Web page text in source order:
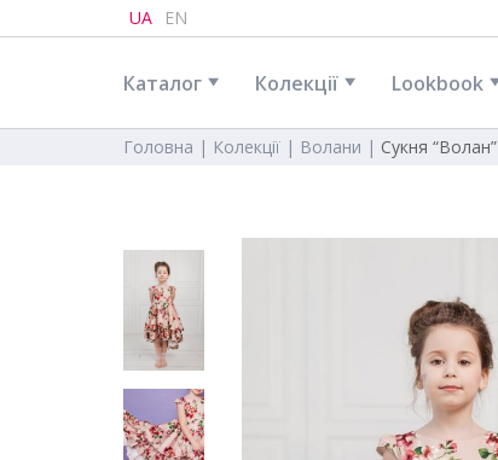
UA EN
Каталог Колекції Lookbook
Головна | Колекції | Волани | Сукня